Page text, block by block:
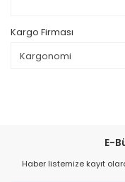
Kargo Firması
E-
Haber listemize kayıt